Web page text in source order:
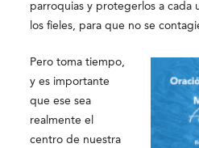
parroquias y protegerlos a cada
los fieles, para que no se
Pero toma tiempo,
y es importante
que ese sea
realmente el
centro de nuestra